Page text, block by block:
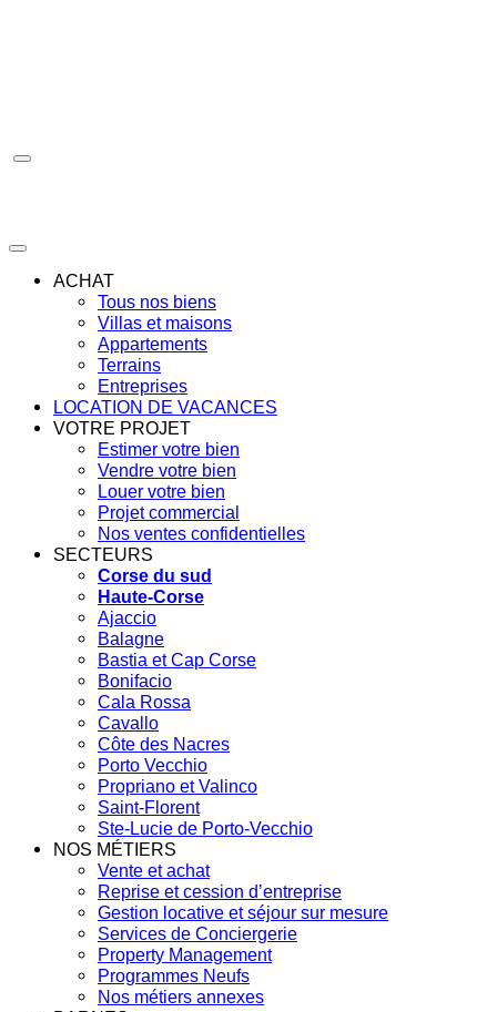
ACHAT
Tous nos biens
Villas et maisons
Appartements
Terrains
Entreprises
LOCATION DE VACANCES
VOTRE PROJET
Estimer votre bien
Vendre votre bien
Louer votre bien
Projet commercial
Nos ventes confidentielles
SECTEURS
Corse du sud
Haute-Corse
Ajaccio
Balagne
Bastia et Cap Corse
Bonifacio
Cala Rossa
Cavallo
Côte des Nacres
Porto Vecchio
Propriano et Valinco
Saint-Florent
Ste-Lucie de Porto-Vecchio
NOS MÉTIERS
Vente et achat
Reprise et cession d’entreprise
Gestion locative et séjour sur mesure
Services de Conciergerie
Property Management
Programmes Neufs
Nos métiers annexes